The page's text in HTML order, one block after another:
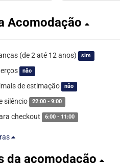
Acomodação
(de 2 até 12 anos) sim
não
de estimação não
silêncio 22:00 - 9:00
checkout 6:00 - 11:00
da acomodação